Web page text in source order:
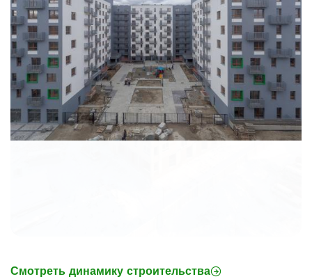
Смотреть динамику строительства